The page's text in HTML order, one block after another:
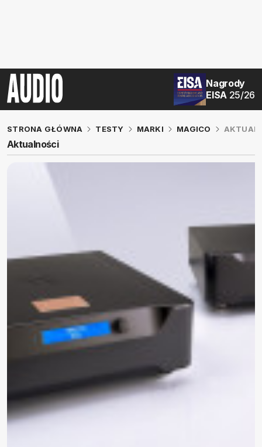
Nagrody
EISA 25/26
STRONA GŁÓWNA TESTY MARKI MAGICO
Aktualności